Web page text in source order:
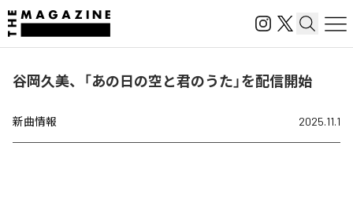
谷岡久美、「あの日の空と君のうた」を配信開始
新曲情報 2025.11.1